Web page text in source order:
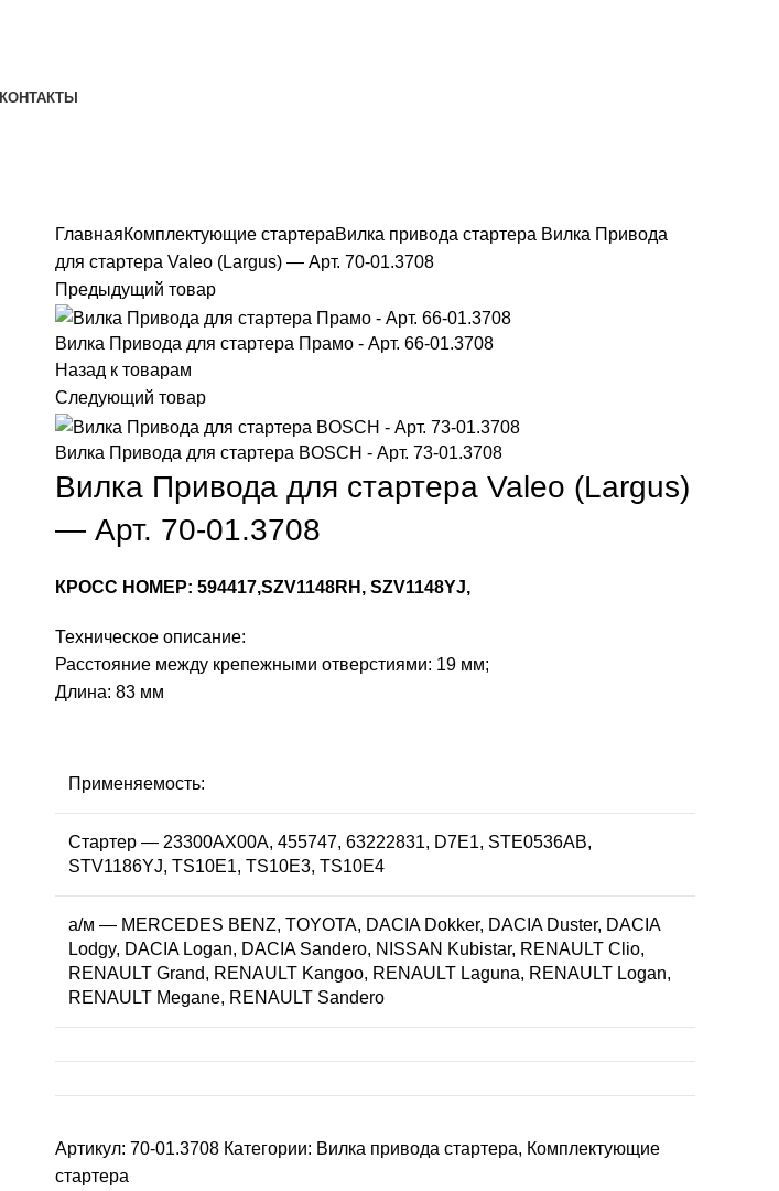
КОНТАКТЫ
ГлавнаяКомплектующие стартераВилка привода стартера Вилка Привода
для стартера Valeo (Largus) — Арт. 70-01.3708
Предыдущий товар
Вилка Привода для стартера Прамо - Арт. 66-01.3708
Назад к товарам
Следующий товар
Вилка Привода для стартера BOSCH - Арт. 73-01.3708
Вилка Привода для стартера Valeo (Largus)
— Арт. 70-01.3708
КРОСС НОМЕР: 594417,SZV1148RH, SZV1148YJ,
Техническое описание:
Расстояние между крепежными отверстиями: 19 мм;
Длина: 83 мм
Применяемость:
Стартер — 23300AX00A, 455747, 63222831, D7E1, STE0536AB,
STV1186YJ, TS10E1, TS10E3, TS10E4
а/м — MERCEDES BENZ, TOYOTA, DACIA Dokker, DACIA Duster, DACIA
Lodgy, DACIA Logan, DACIA Sandero, NISSAN Kubistar, RENAULT Clio,
RENAULT Grand, RENAULT Kangoo, RENAULT Laguna, RENAULT Logan,
RENAULT Megane, RENAULT Sandero
Артикул: 70-01.3708 Категории: Вилка привода стартера, Комплектующие
стартера